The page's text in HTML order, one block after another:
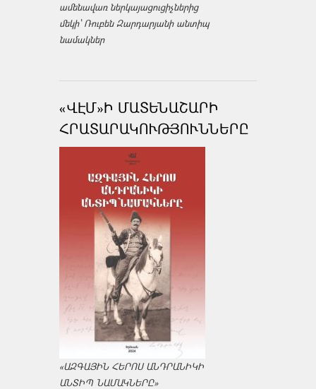
ամենավառ ներկայացուցիչներից
մեկի՝ Ռուբեն Զարդարյանի անտիպ
նամակներ
«ՎԷՄ»Ի ՄԱՏԵՆԱՇԱՐԻ
ՀՐԱՏԱՐԱԿՈՒԹՅՈՒՆՆԵՐԸ
«ԱԶԳԱՅԻՆ ՀԵՐՈՍ ԱՆԴՐԱՆԻԿԻ
ԱՆՏԻՊ ՆԱՄԱԿՆԵՐԸ»